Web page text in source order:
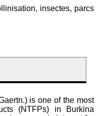
insectes, parcs
is one of the most
(NTFPs) in Burkina